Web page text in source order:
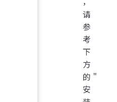
请
参
考
下
方
的"
安